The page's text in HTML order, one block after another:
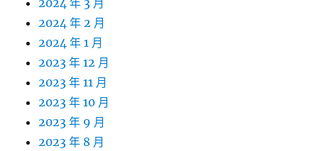
2024 年 3 月
2024 年 2 月
2024 年 1 月
2023 年 12 月
2023 年 11 月
2023 年 10 月
2023 年 9 月
2023 年 8 月